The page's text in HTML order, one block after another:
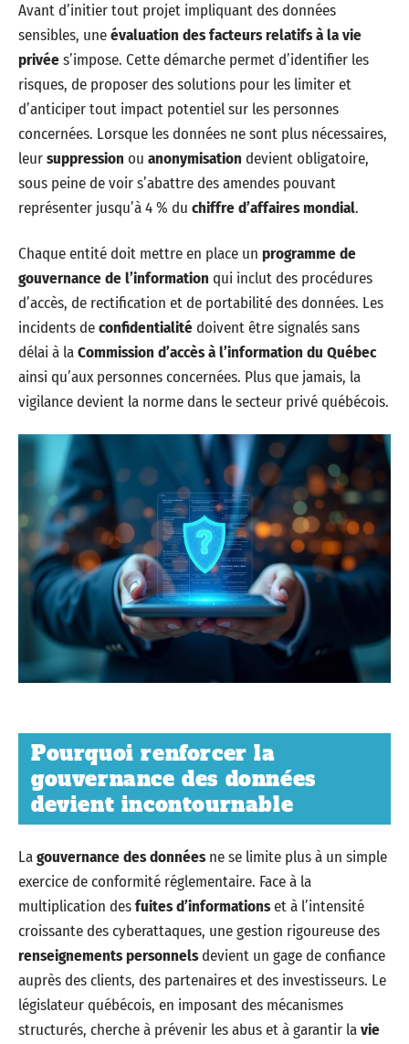
Avant d’initier tout projet impliquant des données
sensibles, uneévaluation des facteurs relatifs à la vie
privées’impose. Cette démarche permet d’identifier les
risques, de proposer des solutions pour les limiter et
d’anticiper tout impact potentiel sur les personnes
concernées. Lorsque les données ne sont plus nécessaires,
leursuppression ou anonymisation devient obligatoire,
sous peine de voir s’abattre des amendes pouvant
représenter jusqu’à 4 % du chiffre d’affaires mondial.
Chaque entité doit mettre en place un programme de
gouvernance de l’information qui inclut des procédures
d’accès, de rectification et de portabilité des données. Les
incidents deconfidentialitédoivent être signalés sans
délai à laCommission d’accès à l’information du Québec
ainsi qu’aux personnes concernées. Plus que jamais, la
vigilance devient la norme dans le secteur privé québécois.
Pourquoi renforcer la
gouvernance des données
devient incontournable
Lagouvernance des donnéesne se limite plus à un simple
exercice de conformité réglementaire. Face à la
multiplication desfuites d’informationset à l’intensité
croissante des cyberattaques, une gestion rigoureuse des
renseignements personnelsdevient un gage de confiance
auprès des clients, des partenaires et des investisseurs. Le
législateur québécois, en imposant des mécanismes
structurés, cherche à prévenir les abus et à garantir lavie